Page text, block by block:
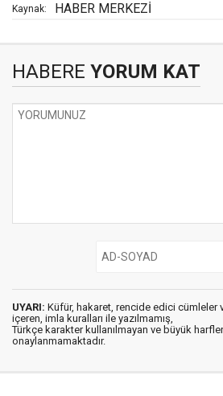
Kaynak: HABER MERKEZİ
HABERE YORUM KAT
UYARI: Küfür, hakaret, rencide edici cümleler
içeren, imla kuralları ile yazılmamış,
Türkçe karakter kullanılmayan ve büyük
onaylanmamaktadır.